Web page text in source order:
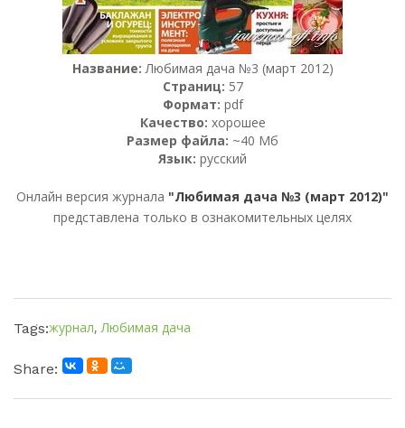
Название: Любимая дача №3 (март 2012)
Страниц: 57
Формат: pdf
Качество: хорошее
Размер файла: ~40 Мб
Язык: русский
Онлайн версия журнала "Любимая дача №3 (март 2012)"
представлена только в ознакомительных целях
Tags:журнал,Любимая дача
Share: